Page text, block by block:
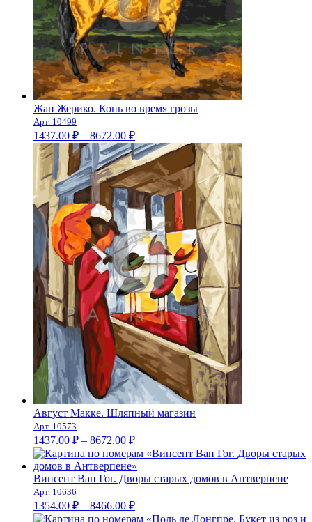
Жан Жерико. Конь во время грозы
Арт. 10499
1437.00 ₽ – 8672.00 ₽Диапазон
цен:
1437.00 ₽
–
8672.00 ₽
Август Макке. Шляпный магазин
Арт. 10573
1437.00 ₽ – 8672.00 ₽Диапазон
цен:
1437.00 ₽
–
Винсент Ван Гог. Дворы старых домов в Антверпене
Арт. 10636
1354.00 ₽ – 8466.00 ₽Диапазон
цен: